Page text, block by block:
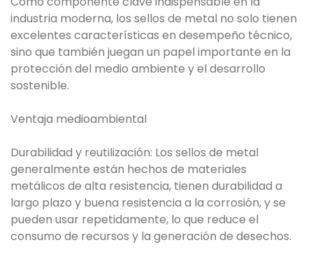
industria moderna, los sellos de metal no solo tienen
excelentes características en desempeño técnico,
sino que también juegan un papel importante en la
protección del medio ambiente y el desarrollo
sostenible.
Ventaja medioambiental
Durabilidad y reutilización: Los sellos de metal
generalmente están hechos de materiales
metálicos de alta resistencia, tienen durabilidad a
largo plazo y buena resistencia a la corrosión, y se
pueden usar repetidamente, lo que reduce el
consumo de recursos y la generación de desechos.